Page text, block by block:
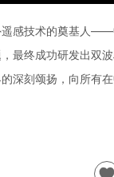
遥感技术的奠基人
最终成功研发出双
深刻颂扬，向所有